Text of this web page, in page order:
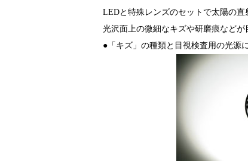
LEDと特殊レンズのセットで太陽の直
光沢面上の微細なキズや研磨痕などが
●「キズ」の種類と目視検査用の光源